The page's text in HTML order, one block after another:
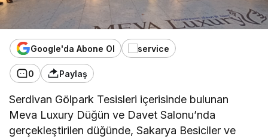
Google'da Abone Ol
0 Paylaş
Serdivan Gölpark Tesisleri içerisinde bulunan
Meva Luxury Düğün ve Davet Salonu’nda
gerçekleştirilen düğünde, Sakarya Besiciler ve